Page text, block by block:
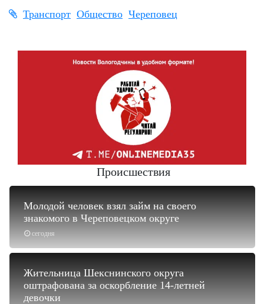
Транспорт Общество Череповец
Происшествия
сегодня
Молодой человек взял займ на своего
знакомого в Череповецком округе
Жительница Шекснинского округа
оштрафована за оскорбление 14-летней
девочки